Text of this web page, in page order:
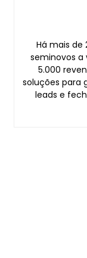
Há mais de
seminovos a
5.000
soluções para
leads e